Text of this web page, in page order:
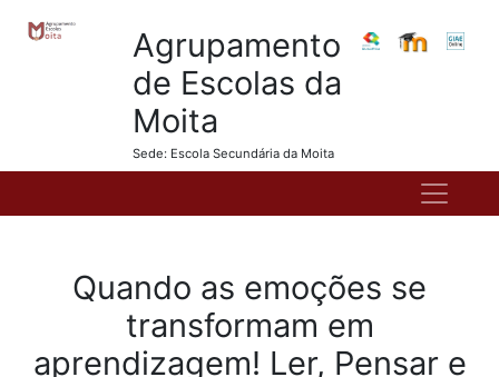
Agrupamento
de Escolas da
Moita
Sede: Escola Secundária da Moita
Quando as emoções se
transformam em
aprendizagem! Ler, Pensar e